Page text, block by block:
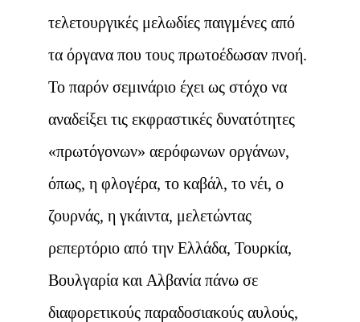
τελετουργικές μελωδίες παιγμένες από
τα όργανα που τους πρωτοέδωσαν πνοή.
Το παρόν σεμινάριο έχει ως στόχο να
αναδείξει τις εκφραστικές δυνατότητες
«πρωτόγονων» αερόφωνων οργάνων,
όπως, η φλογέρα, το καβάλ, το νέι, ο
ζουρνάς, η γκάιντα, μελετώντας
ρεπερτόριο από την Ελλάδα, Τουρκία,
Βουλγαρία και Αλβανία πάνω σε
διαφορετικούς παραδοσιακούς αυλούς,